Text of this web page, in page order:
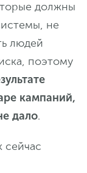
должны
не
людей
поэтому
кампаний,
дало.
сейчас